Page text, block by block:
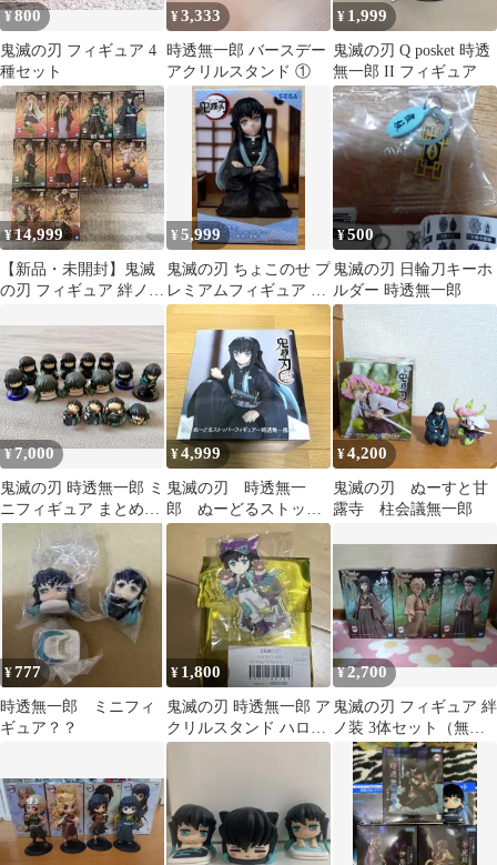
¥800
鬼滅の刃 フィギュア 4
種セット
¥3,333
時透無一郎 バースデー
アクリルスタンド ①
¥ 1,999
鬼滅の刃 Q posket 時透
無一郎 II フィギュア
¥14,999
【新品・未開封】鬼滅
の刃 フィギュア 絆ノ装
¥5,999
鬼滅の刃 ちょこのせ プ
レミアムフィギュア 時
透無一郎 ～刀鍛冶の
里編～
¥500
鬼滅の刃 日輪刀キーホ
ルダー 時透無一郎
¥7,000
鬼滅の刃 時透無一郎 ミ
ニフィギュア まとめ売
¥4,999
鬼滅の刃 時透無一
郎 ぬーどるストッパ
ーフィギュア
¥4,200
鬼滅の刃 ぬーすと甘
露寺 柱会議無一郎
¥777
時透無一郎 ミニフィ
ギュア？？
¥ 1,800
鬼滅の刃 時透無一郎 ア
クリルスタンド ハロウ
ィン2025
¥2,700
鬼滅の刃 フィギュア 絆
ノ装 3体セット（無一
郎・実弥・愈史郎)